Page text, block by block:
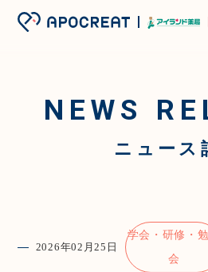
NEWS
ニュース
2026年02月25日
学会・研修・
会